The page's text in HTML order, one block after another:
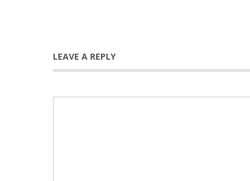
LEAVE A REPLY